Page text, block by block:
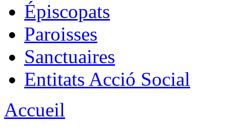
Épiscopats
Paroisses
Sanctuaires
Entitats Acció Social
Accueil